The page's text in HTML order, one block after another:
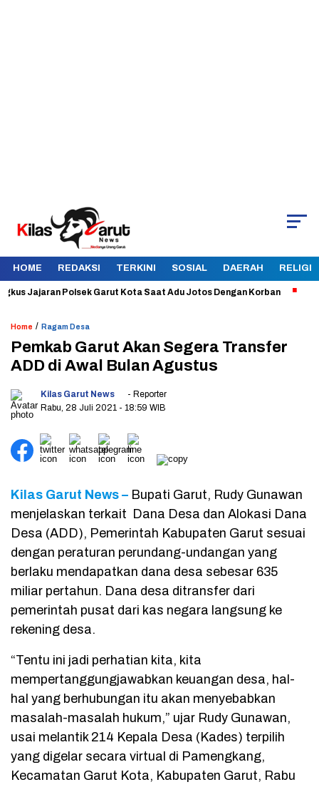
HOME REDAKSI TERKINI SOSIAL DAERAH RELIGI
Polsek Garut Kota Saat Adu Jotos Dengan Korban Aman
Home / Ragam Desa
Pemkab Garut Akan Segera Transfer
ADD di Awal Bulan Agustus
Kilas Garut News
- Reporter
Rabu, 28 Juli 2021 - 18:59 WIB
Kilas Garut News – Bupati Garut, Rudy Gunawan
menjelaskan terkait Dana Desa dan Alokasi Dana
Desa (ADD), Pemerintah Kabupaten Garut sesuai
dengan peraturan perundang-undangan yang
berlaku mendapatkan dana desa sebesar 635
miliar pertahun. Dana desa ditransfer dari
pemerintah pusat dari kas negara langsung ke
rekening desa.
“Tentu ini jadi perhatian kita, kita
mempertanggungjawabkan keuangan desa, hal-
hal yang berhubungan itu akan menyebabkan
masalah-masalah hukum,” ujar Rudy Gunawan,
usai melantik 214 Kepala Desa (Kades) terpilih
yang digelar secara virtual di Pamengkang,
Kecamatan Garut Kota, Kabupaten Garut, Rabu